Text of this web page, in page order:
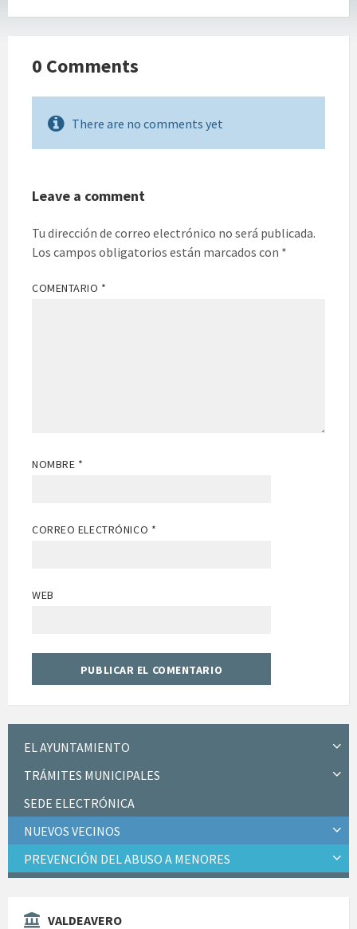
0 Comments
There are no comments yet
Leave a comment
Tu dirección de correo electrónico no será publicada.
Los campos obligatorios están marcados con *
COMENTARIO *
NOMBRE *
CORREO ELECTRÓNICO *
WEB
EL AYUNTAMIENTO
TRÁMITES MUNICIPALES
SEDE ELECTRÓNICA
NUEVOS VECINOS
PREVENCIÓN DEL ABUSO A MENORES
VALDEAVERO